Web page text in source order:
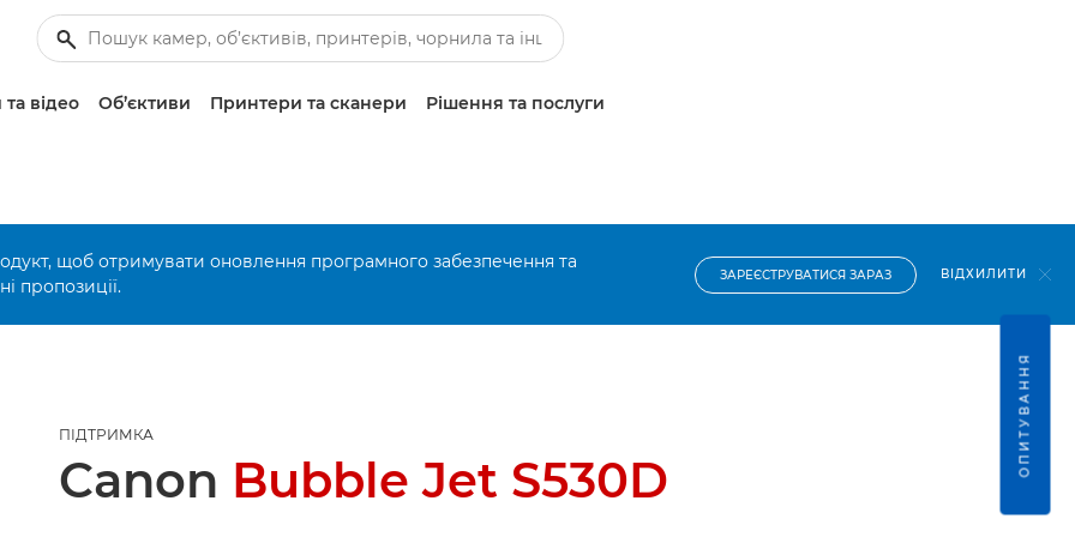
відео Об’єктиви Принтери та сканери Рішення та послуги
щоб отримувати оновлення програмного забезпечення та
пропозиції.
ЗАРЕЄСТРУВАТИСЯ ЗАРАЗ ВІДХИЛИТИ
ПІДТРИМКА
Canon Bubble Jet S530D
ОПИТУВАННЯ